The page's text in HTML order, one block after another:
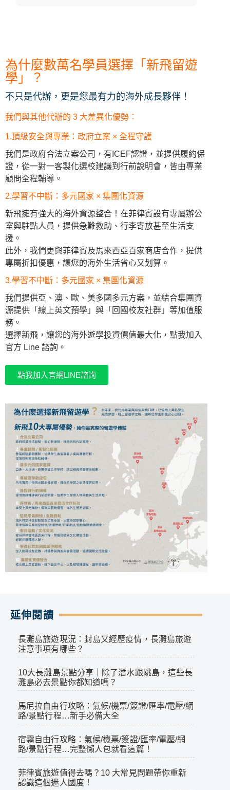
為什麼數萬名學員選擇「新飛留遊
學」？
不只是代辦，更是您最有力的海外成長夥伴！
我們與其他代辦的 3 大差異化優勢：
1.頂級安全與專業：政府立案 × 全程守護
我們是政府合法立案公司，有ICEF認證，並提供履約保
證，從一對一客製化選校建議到行前說明會，皆由專業
顧問全程輔導。
2.學習不中斷：多元國家 × 集團化資源
新飛擁有強大的海外資源整合！在菲律賓設有專屬辦公
室與駐點人員，提供急難救助、行李寄放甚至生活支
援。
此外，我們更與菲律賓及馬來西亞百家商店合作，提供
專屬折扣優惠，讓您的海外生活省心又划算。
3.學習不中斷：多元國家 × 集團化資源
我們提供亞、澳、歐、美多國多元方案，並結合集團資
源提供「線上英文預學」與「回國校友社群」等加值服
務。
選擇新飛，讓您的海外遊學投資價值最大化，點我加入
官方 Line 諮詢。
點我加入官網LINE諮詢
延伸閱讀
長灘島旅遊現況：封島又經歷疫情，長灘島旅遊
注意事項有哪些？
10大長灘島景點分享｜除了潛水跟跳島，這些長
灘島必去景點你都知道嗎？
馬尼拉自由行攻略：氣候/機票/簽證/匯率/電壓/網
路/景點行程…新手必備大全
宿霧自由行攻略：氣候/機票/簽證/匯率/電壓/網
路/景點行程…完整懶人包就看這篇！
菲律賓旅遊值得去嗎？10 大常見問題帶你重新
認識這個迷人國度！